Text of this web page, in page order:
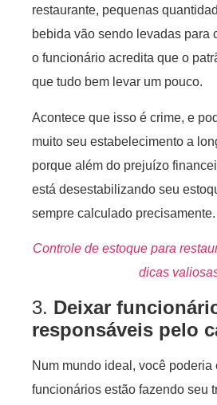
restaurante, pequenas
bebida vão sendo levadas para
o funcionário acredita que o
que tudo bem levar um pouco.
Acontece que isso é crime, e
muito seu estabelecimento a
porque além do prejuízo
está desestabilizando seu
sempre calculado precisamente.
Controle de estoque para
dicas
3. Deixar
responsáveis pelo
Num mundo ideal, você poderia
funcionários estão fazendo seu